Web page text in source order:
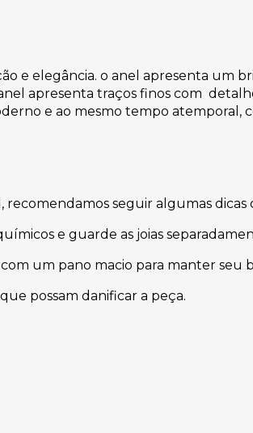
e elegância. o anel apresenta um
apresenta traços finos com
e ao mesmo tempo atemporal,
seguir algumas dicas
e guarde as joias
um pano macio para manter seu
possam danificar a peça.